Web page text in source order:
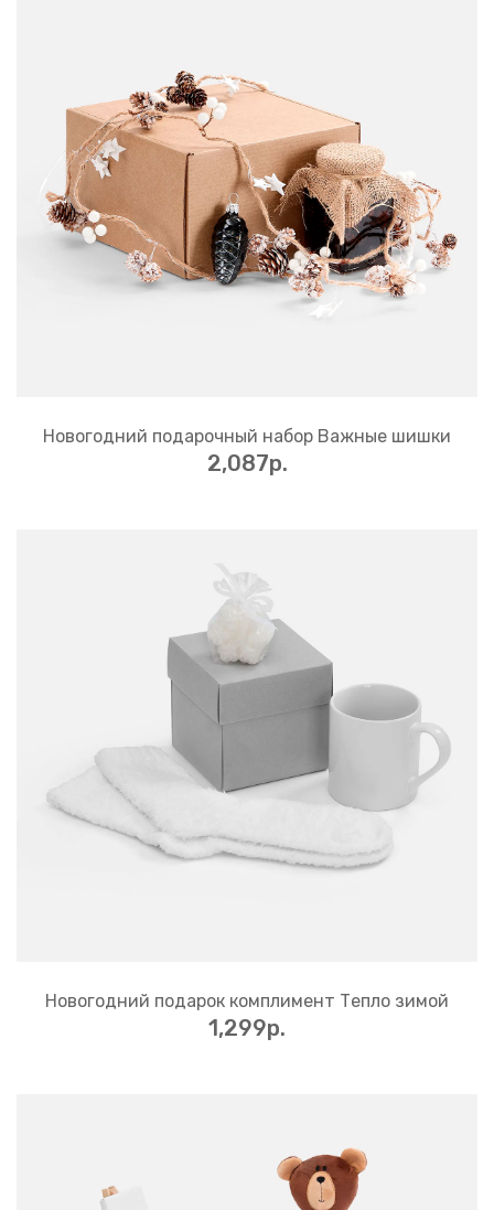
Новогодний подарочный набор Важные шишки
2,087p.
Новогодний подарок комплимент Тепло зимой
1,299p.